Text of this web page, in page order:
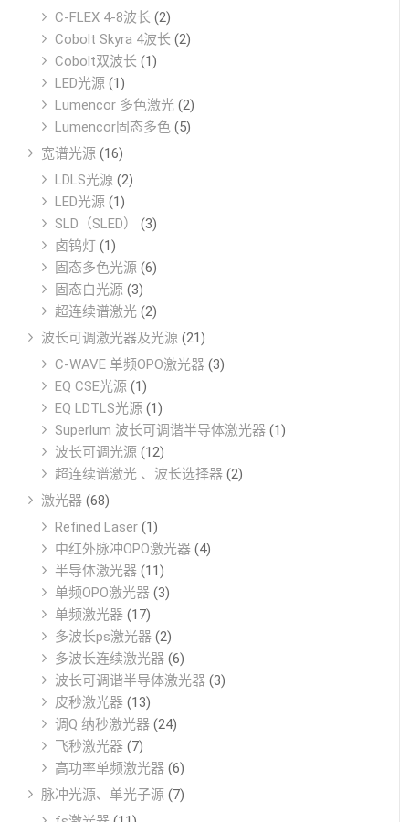
C-FLEX 4-8波长 (2)
Cobolt Skyra 4波长 (2)
Cobolt双波长 (1)
LED光源 (1)
Lumencor 多色激光 (2)
Lumencor固态多色 (5)
宽谱光源 (16)
LDLS光源 (2)
LED光源 (1)
SLD（SLED）
(3)
卤钨灯 (1)
固态多色光源 (6)
固态白光源 (3)
超连续谱激光 (2)
波长可调激光器及光源 (21)
C-WAVE 单频OPO激光器 (3)
EQ CSE光源 (1)
EQ LDTLS光源 (1)
Superlum 波长可调谐半导体激光器 (1)
波长可调光源 (12)
超连续谱激光 、波长选择器 (2)
激光器 (68)
Refined Laser (1)
中红外脉冲OPO激光器 (4)
半导体激光器 (11)
单频OPO激光器 (3)
单频激光器 (17)
多波长ps激光器 (2)
多波长连续激光器 (6)
波长可调谐半导体激光器 (3)
皮秒激光器 (13)
调Q 纳秒激光器 (24)
飞秒激光器 (7)
高功率单频激光器 (6)
脉冲光源、单光子源 (7)